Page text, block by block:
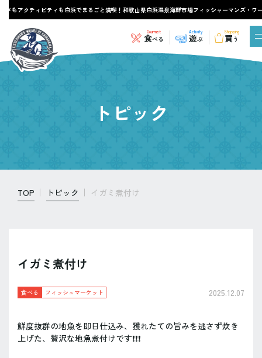
もアクティビティも白浜でまるごと満喫！和歌山県白浜温泉海鮮市場フィッシャーマンズ・ワー
Gourmet
食べる
Activity
遊ぶ
Shopping
買 う
トピック
TOP トピック イガミ煮付け
イガミ煮付け
食べる フィッシュマーケット 2025.12.07
鮮度抜群の地魚を即日仕込み、獲れたての旨みを逃さず炊き
上げた、贅沢な地魚煮付けです❗️❗️❗️